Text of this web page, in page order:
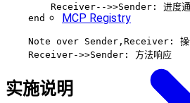
MCP Registry
Receiver-->>Sender: 进度
    end
Note over Sender,Receiver: 操
实施说明